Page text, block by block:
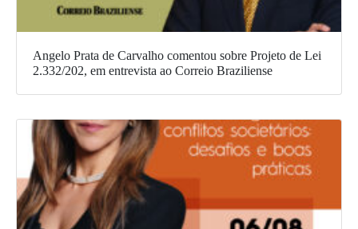
Angelo Prata de Carvalho comentou sobre Projeto de Lei
2.332/202, em entrevista ao Correio Braziliense